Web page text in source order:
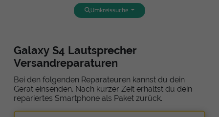
Umkreissuche
Galaxy S4 Lautsprecher
Versandreparaturen
Bei den folgenden Reparateuren kannst du dein
Gerät einsenden. Nach kurzer Zeit erhältst du dein
repariertes Smartphone als Paket zurück.